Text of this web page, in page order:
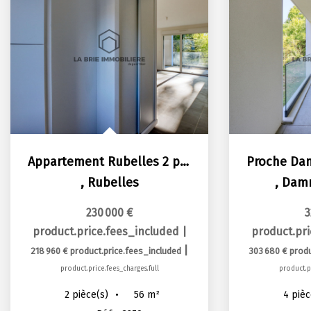
Appartement Rubelles 2 pièce(s) 55.77 m2
, Rubelles
230 000 €
product.price.fees_included
218 960 € product.price.fees_included
product.price.fees_charges.full
2 pièce(s) 56 m²
,
303 680 €
4